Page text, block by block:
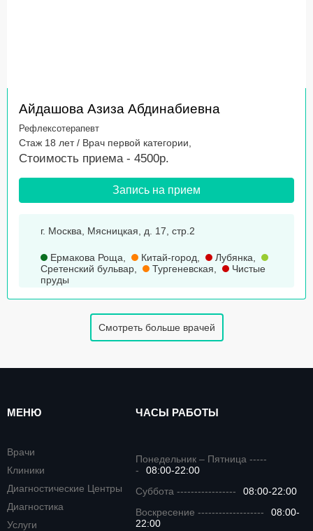
Айдашова Азиза Абдинабиевна
Рефлексотерапевт
Стаж 18 лет / Врач первой категории,
Стоимость приема - 4500р.
Запись на прием
г. Москва, Мясницкая, д. 17, стр.2
Ермакова Роща Китай-город Лубянка
Сретенский бульвар
Тургеневская
Чистые
пруды
Смотреть больше врачей
МЕНЮ
Врачи
Клиники
Диагностические Центры
Диагностика
Услуги
ЧАСЫ РАБОТЫ
Понедельник – Пятница -----
-
08:00-22:00
Суббота -----------------
08:00-22:00
Воскресение -------------------
08:00-
22:00